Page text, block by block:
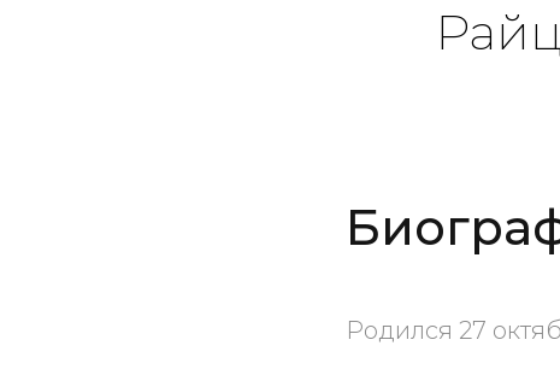
Родился 27